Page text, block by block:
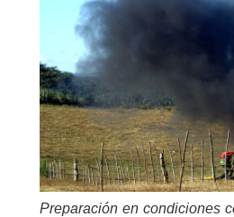
Preparación en condiciones